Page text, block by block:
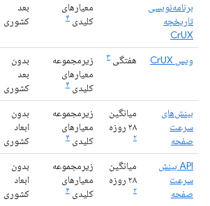
برنامه‌نویسی
تاریخچه
CrUX
معیارهای
کلیدی ۴
بعد
کشوری
ویس CrUX هفتگی ۳
زیرمجموعه
معیارهای
کلیدی ۴
بدون
بعد
کشوری
بینش‌های
سرعت
صفحه
میانگین
۲۸ روزه
۲
زیرمجموعه
معیارهای
کلیدی ۴
بدون
ابعاد
کشوری
API بینش
سرعت
صفحه
میانگین
۲۸ روزه
۲
زیرمجموعه
معیارهای
کلیدی ۴
بدون
ابعاد
کشوری